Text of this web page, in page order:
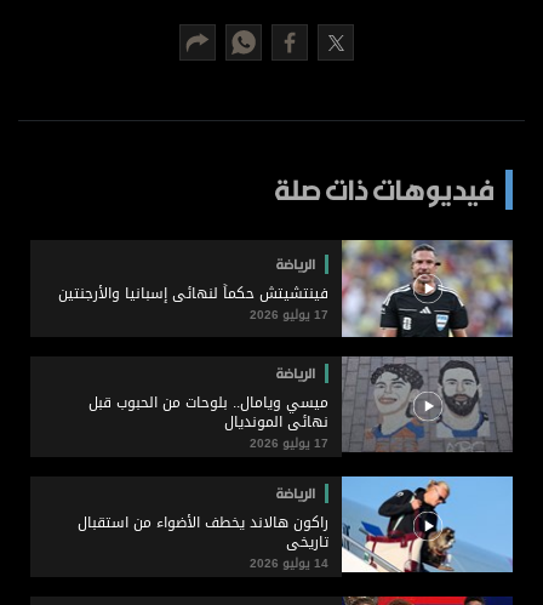
الأحوال الجوية
فيديوهات ذات صلة
الرياضة
فينتشيتش حكماً لنهائي إسبانيا والأرجنتين
17 يوليو 2026
الرياضة
ميسي ويامال.. بلوحات من الحبوب قبل
نهائي المونديال
17 يوليو 2026
الرياضة
راكون هالاند يخطف الأضواء من استقبال
تاريخي
14 يوليو 2026